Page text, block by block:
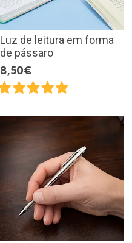
Luz de leitura em forma
de pássaro
8,50€